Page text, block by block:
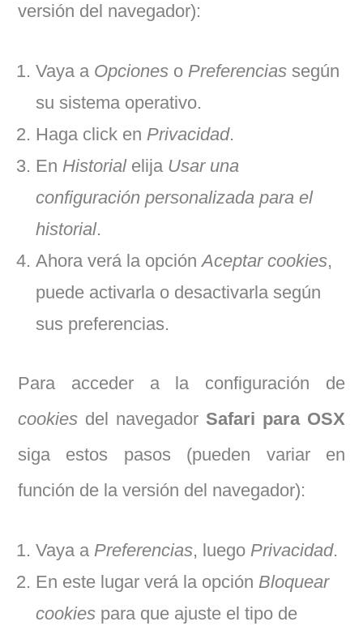
versión del navegador):
Vaya a Opciones o Preferencias según
su sistema operativo.
Haga click en Privacidad.
En Historialelija Usar una
configuración personalizada para el
historial.
Ahora verá la opciónAceptar cookies,
puede activarla o desactivarla según
sus preferencias.
Para acceder a la configuración de
cookies del navegador Safari para OSX
siga estos pasos (pueden variar en
función de la versión del navegador):
Vaya a Preferencias, luego Privacidad.
En este lugar verá la opción Bloquear
cookies para que ajuste el tipo de